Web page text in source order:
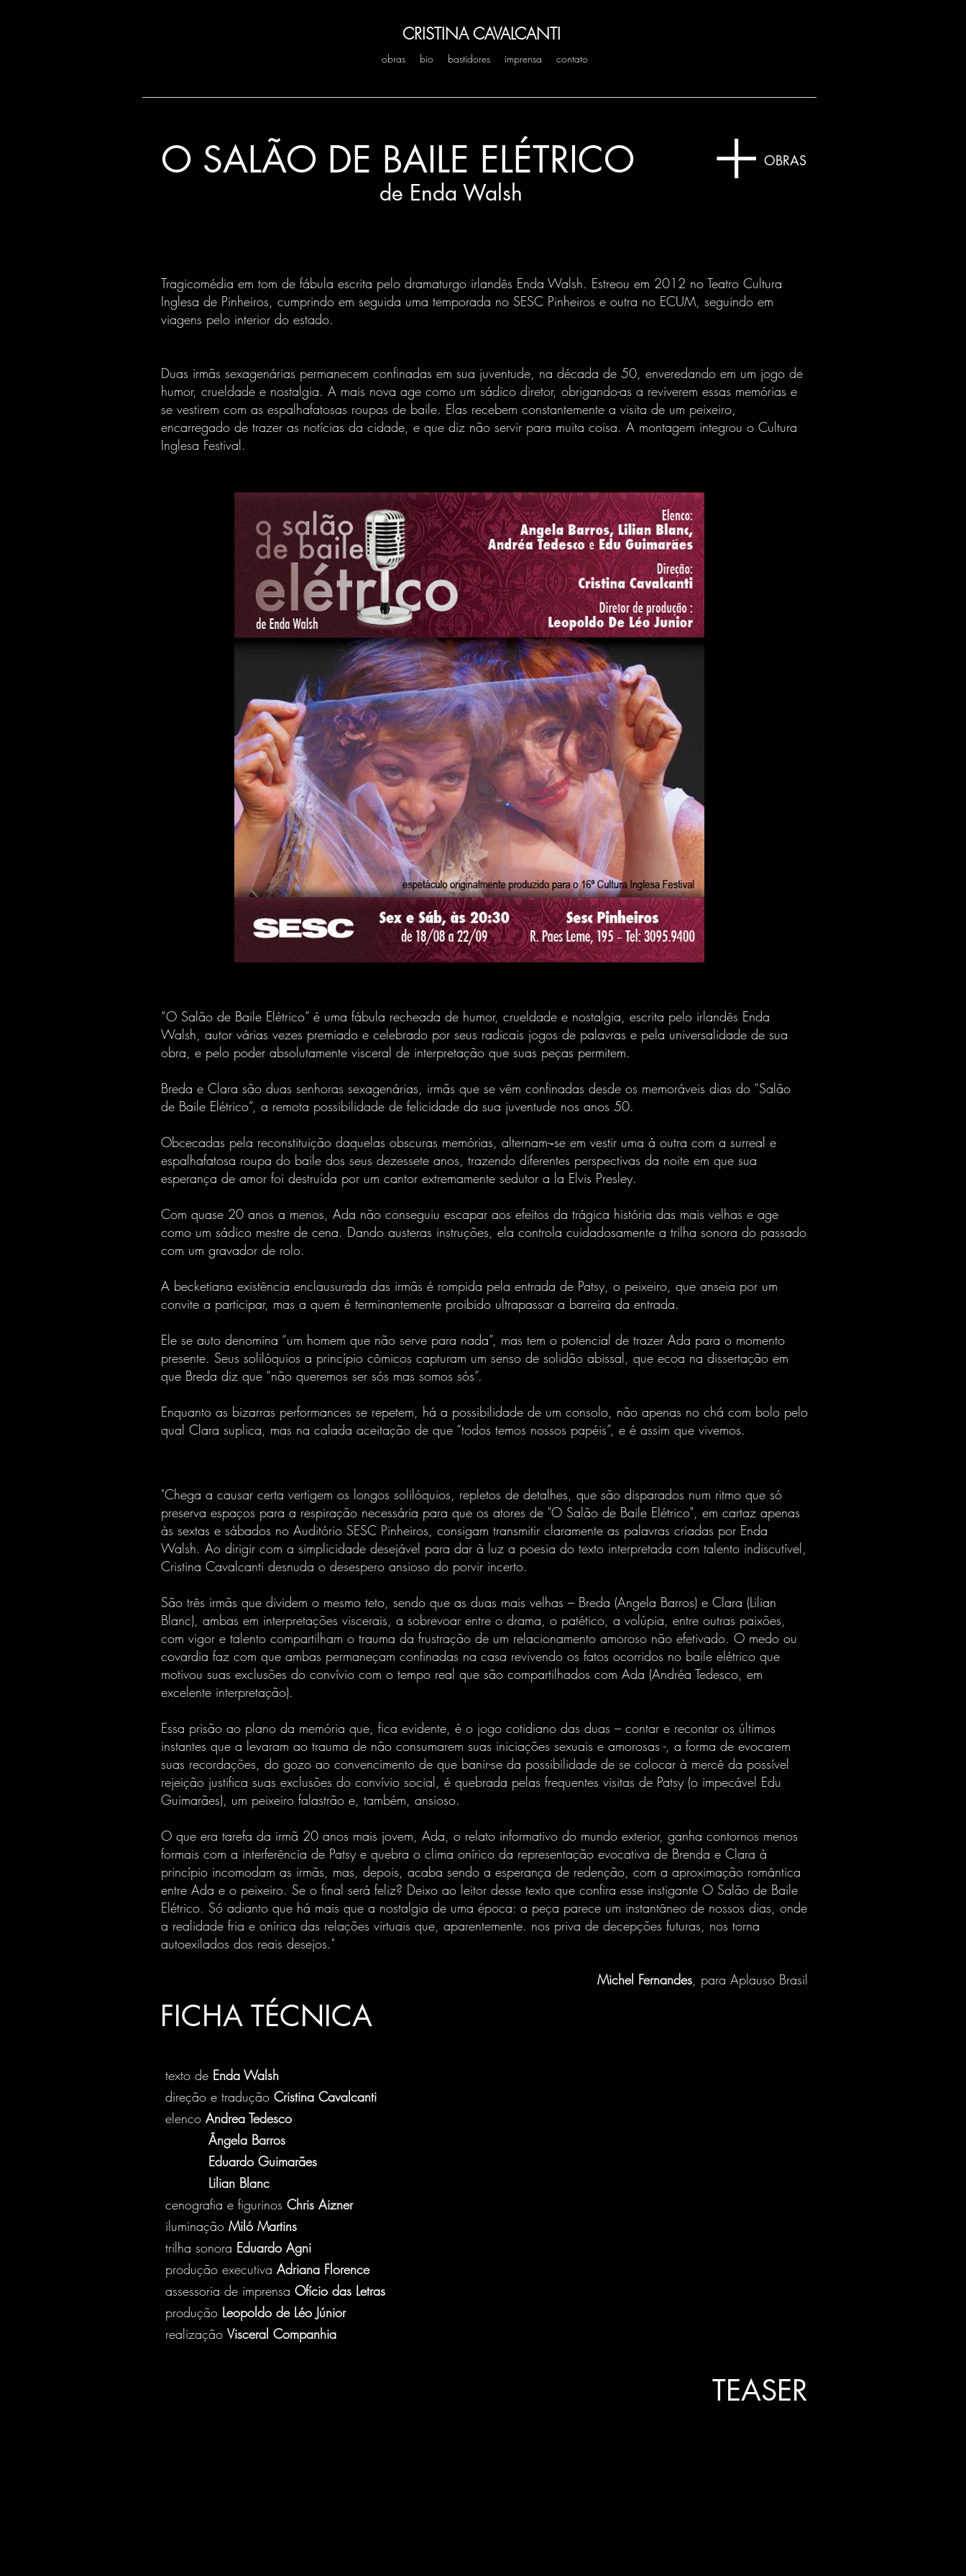
CRISTINA CAVALCANTI
obras bio bastidores imprensa contato
O SALÃO DE BAILE ELÉTRICO
de Enda Walsh + OBRAS
Tragicomédia em tom de fábula escrita pelo dramaturgo irlandês Enda Walsh. Estreou em 2012 no Teatro Cultura
Inglesa de Pinheiros, cumprindo em seguida uma temporada no SESC Pinheiros e outra no ECUM, seguindo em
viagens pelo interior do estado.
Duas irmãs sexagenárias permanecem confinadas em sua juventude, na década de 50, enveredando em um jogo de
humor, crueldade e nostalgia. A mais nova age como um sádico diretor, obrigando-as a reviverem essas memórias e
se vestirem com as espalhafatosas roupas de baile. Elas recebem constantemente a visita de um peixeiro,
encarregado de trazer as notícias da cidade, e que diz não servir para muita coisa. A montagem integrou o Cultura
Inglesa Festival.
“O Salão de Baile Elétrico” é uma fábula recheada de humor, crueldade e nostalgia, escrita pelo irlandês Enda
Walsh, autor várias vezes premiado e celebrado por seus radicais jogos de palavras e pela universalidade de sua
obra, e pelo poder absolutamente visceral de interpretação que suas peças permitem.
Breda e Clara são duas senhoras sexagenárias, irmãs que se vêm confinadas desde os memoráveis dias do “Salão
de Baile Elétrico”, a remota possibilidade de felicidade da sua juventude nos anos 50.
Obcecadas pela reconstituição daquelas obscuras memórias, alternam-­‐se em vestir uma à outra com a surreal e
espalhafatosa roupa do baile dos seus dezessete anos, trazendo diferentes perspectivas da noite em que sua
esperança de amor foi destruída por um cantor extremamente sedutor a la Elvis Presley.
Com quase 20 anos a menos, Ada não conseguiu escapar aos efeitos da trágica história das mais velhas e age
como um sádico mestre de cena. Dando austeras instruções, ela controla cuidadosamente a trilha sonora do passado
com um gravador de rolo.
A becketiana existência enclausurada das irmãs é rompida pela entrada de Patsy, o peixeiro, que anseia por um
convite a participar, mas a quem é terminantemente proibido ultrapassar a barreira da entrada.
Ele se auto denomina “um homem que não serve para nada”, mas tem o potencial de trazer Ada para o momento
presente. Seus solilóquios a princípio cômicos capturam um senso de solidão abissal, que ecoa na dissertação em
que Breda diz que “não queremos ser sós mas somos sós”.
Enquanto as bizarras performances se repetem, há a possibilidade de um consolo, não apenas no chá com bolo pelo
qual Clara suplica, mas na calada aceitação de que “todos temos nossos papéis”, e é assim que vivemos.
"Chega a causar certa vertigem os longos solilóquios, repletos de detalhes, que são disparados num ritmo que só
preserva espaços para a respiração necessária para que os atores de "O Salão de Baile Elétrico", em cartaz apenas
às sextas e sábados no Auditório SESC Pinheiros, consigam transmitir claramente as palavras criadas por Enda
Walsh. Ao dirigir com a simplicidade desejável para dar à luz a poesia do texto interpretada com talento indiscutível,
Cristina Cavalcanti desnuda o desespero ansioso do porvir incerto.
São três irmãs que dividem o mesmo teto, sendo que as duas mais velhas – Breda (Angela Barros) e Clara (Lilian
Blanc), ambas em interpretações viscerais, a sobrevoar entre o drama, o patético, a volúpia, entre outras paixões,
com vigor e talento compartilham o trauma da frustração de um relacionamento amoroso não efetivado. O medo ou
covardia faz com que ambas permaneçam confinadas na casa revivendo os fatos ocorridos no baile elétrico que
motivou suas exclusões do convívio com o tempo real que são compartilhados com Ada (Andréa Tedesco, em
excelente interpretação).
Essa prisão ao plano da memória que, fica evidente, é o jogo cotidiano das duas – contar e recontar os últimos
instantes que a levaram ao trauma de não consumarem suas iniciações sexuais e amorosas -, a forma de evocarem
suas recordações, do gozo ao convencimento de que banir-se da possibilidade de se colocar à mercê da possível
rejeição justifica suas exclusões do convívio social, é quebrada pelas frequentes visitas de Patsy (o impecável Edu
Guimarães), um peixeiro falastrão e, também, ansioso.
O que era tarefa da irmã 20 anos mais jovem, Ada, o relato informativo do mundo exterior, ganha contornos menos
formais com a interferência de Patsy e quebra o clima onírico da representação evocativa de Brenda e Clara à
princípio incomodam as irmãs, mas, depois, acaba sendo a esperança de redenção, com a aproximação romântica
entre Ada e o peixeiro. Se o final será feliz? Deixo ao leitor desse texto que confira esse instigante O Salão de Baile
Elétrico. Só adianto que há mais que a nostalgia de uma época: a peça parece um instantâneo de nossos dias, onde
a realidade fria e onírica das relações virtuais que, aparentemente. nos priva de decepções futuras, nos torna
autoexilados dos reais desejos."
Michel Fernandes, para Aplauso Brasil
FICHA TÉCNICA
texto de Enda Walsh
direção e tradução Cristina Cavalcanti
elenco Andrea Tedesco
Ângela Barros
Eduardo Guimarães
Lilian Blanc
cenografia e figurinos Chris Aizner
iluminação Miló Martins
trilha sonora Eduardo Agni
produção executiva Adriana Florence
assessoria de imprensa Ofício das Letras
produção Leopoldo de Léo Júnior
realização Visceral Companhia
TEASER